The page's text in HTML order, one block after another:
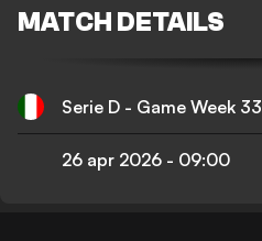
MATCH DETAILS
Serie D - Game Week 33
26 apr 2026 - 09:00